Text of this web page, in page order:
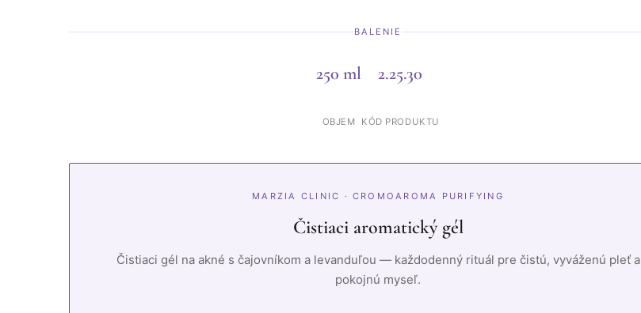
BALENIE
250 ml
OBJEM
2.25.30
KÓD PRODUKTU
MARZIA CLINIC · CROMOAROMA PURIFYING
Čistiaci aromatický gél
Čistiaci gél na akné s čajovníkom a levanduľou — každodenný rituál pre čistú, vyváženú pleť a
pokojnú myseľ.